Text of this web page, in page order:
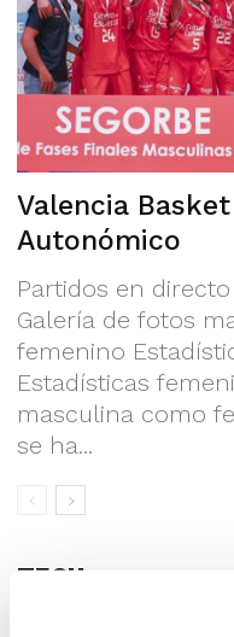
Valencia
Autonómico
Partidos en directo
Galería de fotos
femenino
Estadísticas
masculina como
se ha...
TECH